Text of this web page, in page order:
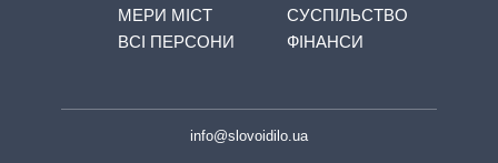
МЕРИ МІСТ
ВСІ ПЕРСОНИ
СУСПІЛЬСТВО
ФІНАНСИ
info@slovoidilo.ua